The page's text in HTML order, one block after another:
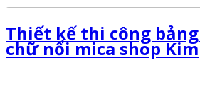
Thiết kế thi công
chữ nổi mica shop Kim